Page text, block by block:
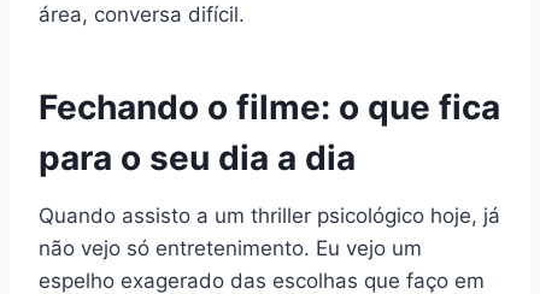
área, conversa difícil.
Fechando o filme: o que fica
para o seu dia a dia
Quando assisto a um thriller psicológico hoje, já
não vejo só entretenimento. Eu vejo um
espelho exagerado das escolhas que faço em